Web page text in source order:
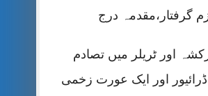
گرفتار،مقدمہ درج
اور ٹریلر میں تصادم
اور ایک عورت زخمی